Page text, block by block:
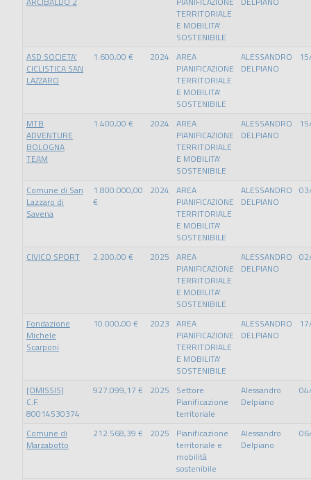
TERRITORIALE
E MOBILITA'
SOSTENIBILE
ASD SOCIETA'
CICLISTICA SAN
LAZZARO
1.600,00 € 2024 AREA
PIANIFICAZIONE
TERRITORIALE
E MOBILITA'
SOSTENIBILE
ALESSANDRO
DELPIANO
MTB
ADVENTURE
BOLOGNA
TEAM
1.400,00 € 2024 AREA
PIANIFICAZIONE
TERRITORIALE
E MOBILITA'
SOSTENIBILE
ALESSANDRO
DELPIANO
Comune di San
Lazzaro di
Savena
1.800.000,00
€
2024 AREA
PIANIFICAZIONE
TERRITORIALE
E MOBILITA'
SOSTENIBILE
ALESSANDRO
DELPIANO
CIVICO SPORT 2.200,00 € 2025 AREA
PIANIFICAZIONE
TERRITORIALE
E MOBILITA'
SOSTENIBILE
ALESSANDRO
DELPIANO
Fondazione
Michele
Scarponi
10.000,00 € 2023 AREA
PIANIFICAZIONE
TERRITORIALE
E MOBILITA'
SOSTENIBILE
ALESSANDRO
DELPIANO
[OMISSIS]
C.F.
80014530374
927.099,17 € 2025
Settore
Pianificazione
territoriale
Alessandro
Delpiano
Comune di
Marzabotto
212.568,39 € 2025
Pianificazione
territoriale e
mobilità
sostenibile
Alessandro
Delpiano